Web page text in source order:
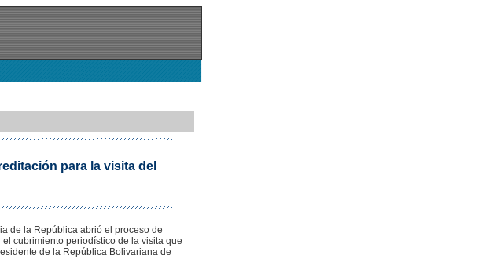
para la visita del
de la República abrió el proceso de
cubrimiento periodístico de la visita que
de la República Bolivariana de